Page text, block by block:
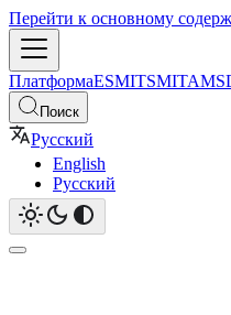
Перейти к основному
ПлатформаESMITSMITAM
Поиск
Русский
English
Русский